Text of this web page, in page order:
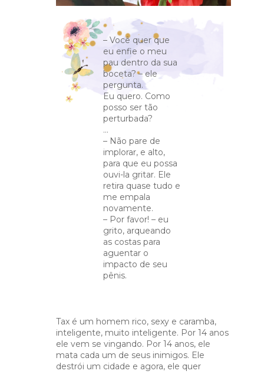
– Você quer que
eu enfie o meu
pau dentro da sua
boceta? – ele
pergunta.
Eu quero. Como
posso ser tão
perturbada?
...
– Não pare de
implorar, e alto,
para que eu possa
ouvi-la gritar. Ele
retira quase tudo e
me empala
novamente.
– Por favor! – eu
grito, arqueando
as costas para
aguentar o
impacto de seu
pênis.
Tax é um homem rico, sexy e caramba,
inteligente, muito inteligente. Por 14 anos
ele vem se vingando. Por 14 anos, ele
mata cada um de seus inimigos. Ele
destrói um cidade e agora, ele quer